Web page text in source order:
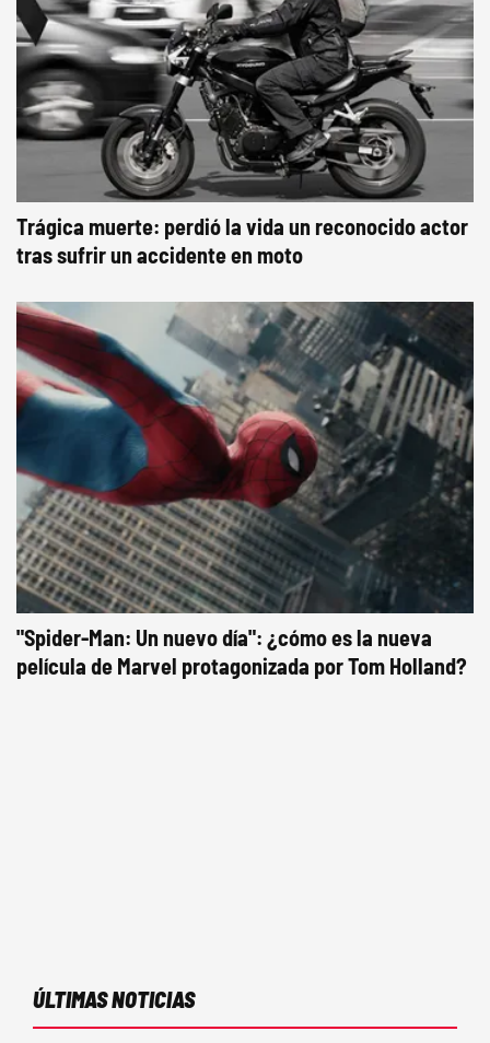
Trágica muerte: perdió la vida un reconocido actor
tras sufrir un accidente en moto
"Spider-Man: Un nuevo día": ¿cómo es la nueva
película de Marvel protagonizada por Tom Holland?
ÚLTIMAS NOTICIAS